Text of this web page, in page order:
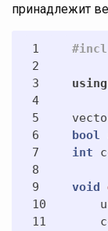
принадлежит
1
2
3
4
5
6
7
8
9
10
11
using
bool
int
void